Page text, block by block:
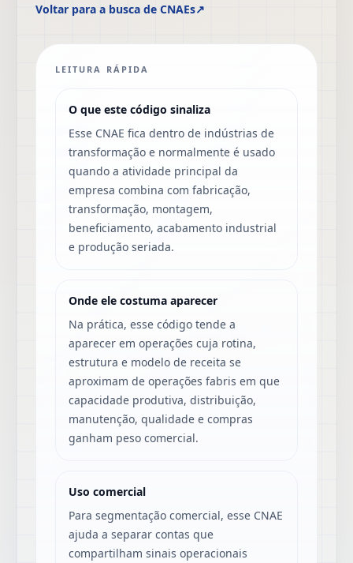
Voltar para a busca de CNAEs↗
LEITURA RÁPIDA
O que este código sinaliza
Esse CNAE fica dentro de indústrias de
transformação e normalmente é usado
quando a atividade principal da
empresa combina com fabricação,
transformação, montagem,
beneficiamento, acabamento industrial
e produção seriada.
Onde ele costuma aparecer
Na prática, esse código tende a
aparecer em operações cuja rotina,
estrutura e modelo de receita se
aproximam de operações fabris em que
capacidade produtiva, distribuição,
manutenção, qualidade e compras
ganham peso comercial.
Uso comercial
Para segmentação comercial, esse CNAE
ajuda a separar contas que
compartilham sinais operacionais